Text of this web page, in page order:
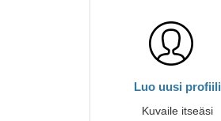
Luo uusi profiili
Kuvaile itseäsi